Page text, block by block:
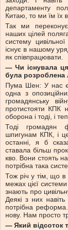
департаменту
Китаю, то ми їм їх
Так ми
наших цілей
систему
існує в нашому
як співпрацювати.
— Чи існувала
була
Пума Шен: У нас є
одна з
громадянську
протистояти КПК
оборона і тоді, і
Тоді громадян
шпигунам КПК, і
останні, я б
ставала більш
кво. Вони стоять
потрібна така
Тож річ у тім, що в
межах цієї
знають про
Деякі з них
потрібна
нову. Нам просто
— Який відсоток